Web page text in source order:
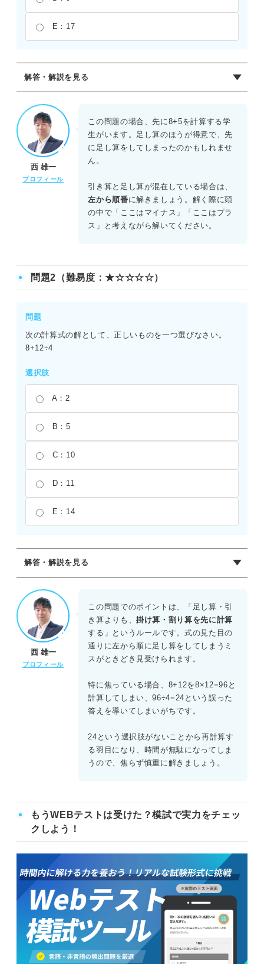
E：17
解答・解説を見る
正解：C
引き算と足し算は優先順位が同じであるため、左から順番
に計算する。まず、4-8を計算すると-4となる。次に、その
結果に5を足すと、-4+5=1となる。符号のミスに注意が必
要。
西 雄一
プロフィール
この問題の場合、先に8+5を計算する学
生がいます。足し算のほうが得意で、先
に足し算をしてしまったのかもしれませ
ん。
引き算と足し算が混在している場合は、
左から順番に解きましょう。解く際に頭
の中で「ここはマイナス」「ここはプラ
ス」と考えながら解いてください。
問題2（難易度：★☆☆☆☆）
問題
次の計算式の解として、正しいものを一つ選びなさい。
8+12÷4
選択肢
A：2
B：5
C：10
D：11
E：14
解答・解説を見る
正解：D
四則演算の優先順位にもとづき、足し算よりも先に割り算
をおこなう。まず、12÷4を計算すると3となる。次に、残っ
た足し算である8+3を計算する。したがって、答えは11と
なる。左から順番に計算して（8+12）÷4=5としてしまうミ
スに注意したい。
西 雄一
プロフィール
この問題でのポイントは、「足し算・引
き算よりも、掛け算・割り算を先に計算
する」というルールです。式の見た目の
通りに左から順に足し算をしてしまうミ
スがときどき見受けられます。
特に焦っている場合、8+12を8×12=96と
計算してしまい、96÷4=24という誤った
答えを導いてしまいがちです。
24という選択肢がないことから再計算す
る羽目になり、時間が無駄になってしま
うので、焦らず慎重に解きましょう。
もうWEBテストは受けた？模試で実力をチェッ
クしよう！